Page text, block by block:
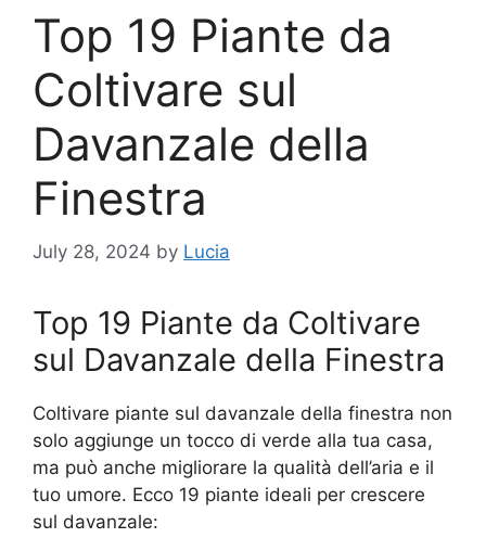
Top 19 Piante da
Coltivare sul
Davanzale della
Finestra
July 28, 2024 by Lucia
Top 19 Piante da Coltivare
sul Davanzale della Finestra
Coltivare piante sul davanzale della finestra non
solo aggiunge un tocco di verde alla tua casa,
ma può anche migliorare la qualità dell’aria e il
tuo umore. Ecco 19 piante ideali per crescere
sul davanzale: